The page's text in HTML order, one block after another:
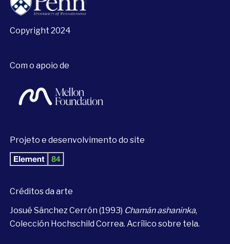
Copyright 2024
Com o apoio de
Projeto e desenvolvimento do site
Créditos da arte
Josué Sánchez Cerrón (1993) Chamán ashaninka,
Colección Hochschild Correa. Acrílico sobre tela.